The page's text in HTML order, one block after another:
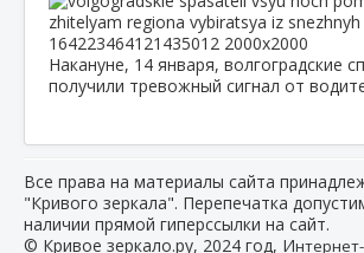
Накануне, 14 января, волгоградские
получили тревожный сигнал от
Все права на материалы сайта
"Кривого зеркала". Перепечатка
наличии прямой гиперссылки на сайт.
© Кривое зеркало.ру, 2024 год, И